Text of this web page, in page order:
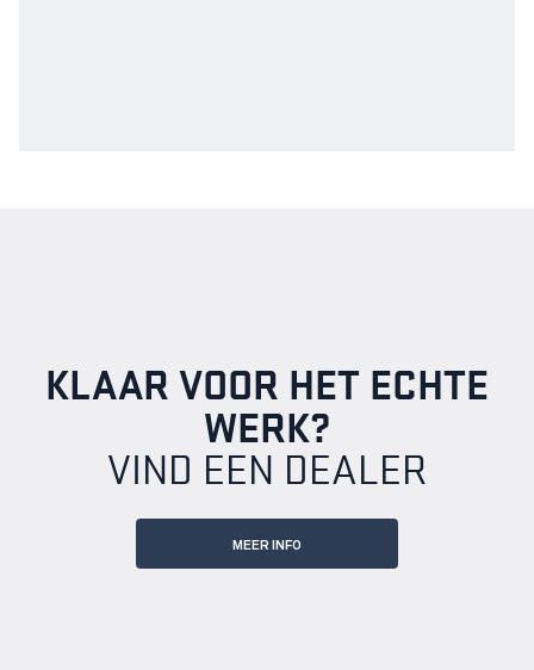
KLAAR VOOR HET ECHTE
WERK?
VIND EEN DEALER
MEER INFO